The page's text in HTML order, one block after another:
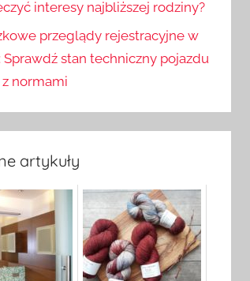
interesy najbliższej rodziny?
przeglądy rejestracyjne w
Sprawdź stan techniczny pojazdu
normami
artykuły